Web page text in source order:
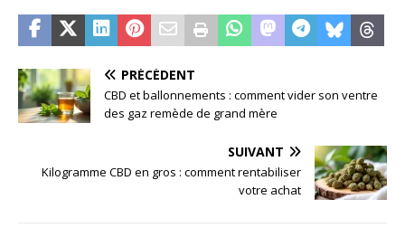
PRÉCÉDENT
CBD et ballonnements : comment vider son ventre
des gaz remède de grand mère
SUIVANT
Kilogramme CBD en gros : comment rentabiliser
votre achat